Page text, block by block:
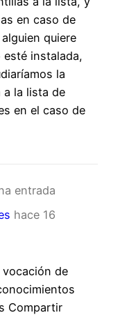
en caso de
quiere
esté instalada,
la
a la lista de
en el caso de
entrada
hace 16
vocación de
Compartir